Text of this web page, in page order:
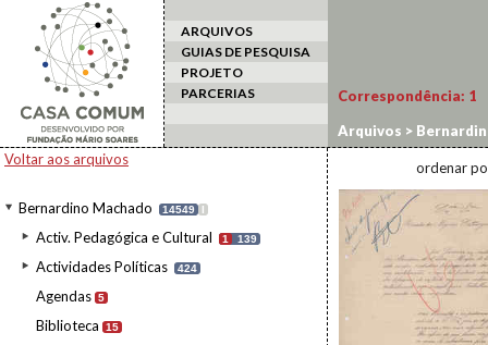
ARQUIVOS
GUIAS DE PESQUISA
PROJETO
PARCERIAS
Voltar aos arquivos
Bernardino Machado 14549 I
Activ. Pedagógica e Cultural 1 139
Actividades Políticas 424
Agendas 5
Biblioteca 15
Correspondência: 1
Arquivos >
ordenar